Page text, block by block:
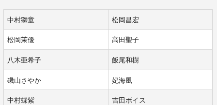
中村獅童 松岡昌宏
松岡茉優 高田聖子
八木亜希子 飯尾和樹
磯山さやか 妃海風
中村蝶紫 吉田ボイス